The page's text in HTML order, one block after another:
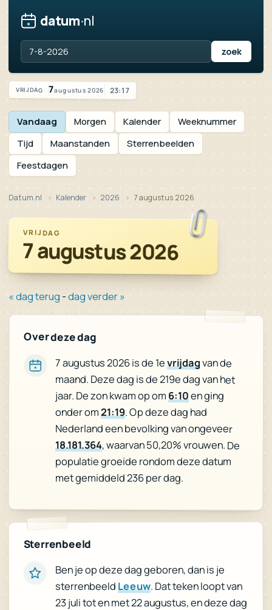
datum·nl
Vandaag is het vrijdag 7 augustus 2026
VRIJDAG 7augustus 2026 23:17
Vandaag Morgen Kalender
Weeknummer
Tijd
Maanstanden
Sterrenbeelden
Feestdagen
Datum.nl Kalender 2026 7 augustus 2026
VRIJDAG
7 augustus 2026
« dag terug -dag verder »
Over deze dag
7 augustus 2026 is de 1evrijdagvan de
maand. Deze dag is de 219e dag van het
jaar. De zon kwam op om 6:10en ging
onder om21:19. Op deze dag had
Nederland een bevolking van ongeveer
18.181.364, waarvan 50,20% vrouwen. De
populatie groeide rondom deze datum
met gemiddeld 236 per dag.
Sterrenbeeld
Ben je op deze dag geboren, dan is je
sterrenbeeld Leeuw. Dat teken loopt van
23 juli tot en met 22 augustus, en deze dag